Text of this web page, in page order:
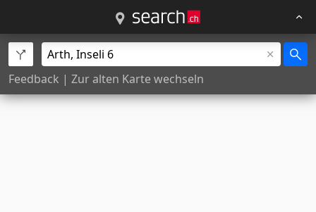
Feedback | Zur alten Karte wechseln